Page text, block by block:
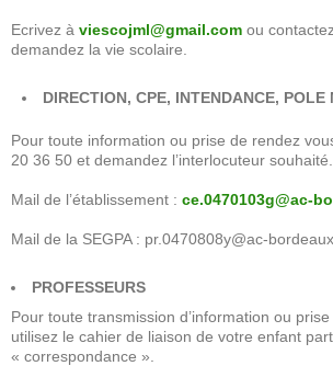
Ecrivez à viescojml@gmail.com ou
demandez la vie scolaire.
DIRECTION, CPE, INTENDANCE, POLE
Pour toute information ou prise de rendez
20 36 50 et demandez l’interlocuteur souhaité.
Mail de l’établissement : ce.0470103g@ac-
Mail de la SEGPA : pr.0470808y@ac-
PROFESSEURS
Pour toute transmission d’information ou
utilisez le cahier de liaison de votre enfant
« correspondance ».